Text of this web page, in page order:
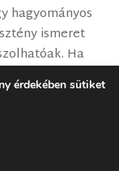
hagyományos
ismeret
Ha
az
Jubileumok)
is elismert
kezelt
is
érdekében sütiket